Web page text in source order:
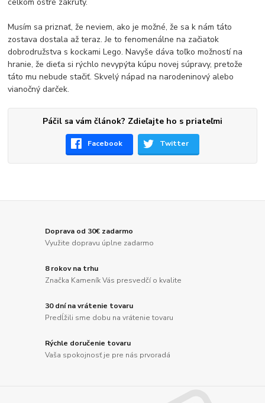
Musím sa priznať, že neviem, ako je možné, že sa k nám táto
zostava dostala až teraz. Je to fenomenálne na začiatok
dobrodružstva s kockami Lego. Navyše dáva toľko možností na
hranie, že dieťa si rýchlo nevypýta kúpu novej súpravy, pretože
táto mu nebude stačiť. Skvelý nápad na narodeninový alebo
vianočný darček.
Páčil sa vám článok? Zdieľajte ho s priateľmi
Facebook Twitter
Doprava od 30€ zadarmo
Využite dopravu úplne zadarmo
8 rokov na trhu
Značka Kameník Vás presvedčí o kvalite
30 dní na vrátenie tovaru
Predĺžili sme dobu na vrátenie tovaru
Rýchle doručenie tovaru
Vaša spokojnosť je pre nás prvoradá